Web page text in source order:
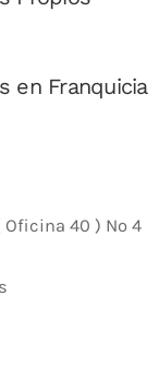
en Franquicia
Oficina 40 ) Nº 4